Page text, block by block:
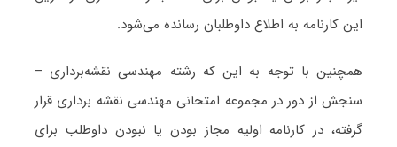
این کارنامه به اطلاع داوطلبان رسانده می‌شود.
همچنین با توجه به این که رشته مهندسی نقشه‌برداری –
سنجش از دور در مجموعه امتحانی مهندسی نقشه برداری قرار
گرفته، در کارنامه اولیه مجاز بودن یا نبودن داوطلب برای